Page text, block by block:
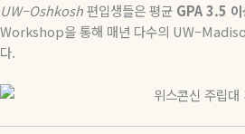
UW–Oshkosh편입생들은평균 GPA 3.5
Workshop을통해 매년 다수의
다.